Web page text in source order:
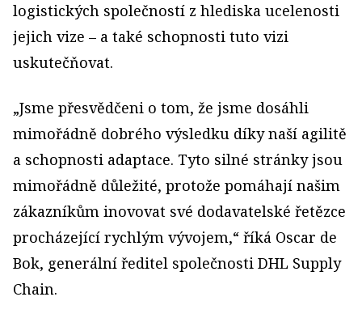
logistických společností z hlediska ucelenosti
jejich vize – a také schopnosti tuto vizi
uskutečňovat.
„Jsme přesvědčeni o tom, že jsme dosáhli
mimořádně dobrého výsledku díky naší agilitě
a schopnosti adaptace. Tyto silné stránky jsou
mimořádně důležité, protože pomáhají našim
zákazníkům inovovat své dodavatelské řetězce
procházející rychlým vývojem,“ říká Oscar de
Bok, generální ředitel společnosti DHL Supply
Chain.